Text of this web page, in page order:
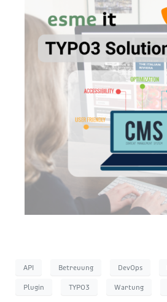
API Betreuung DevOps
Plugin TYPO3 Wartung